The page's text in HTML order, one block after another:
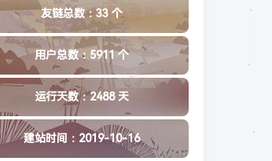
友链总数：33 个
用户总数：5911 个
运行天数：2488 天
建站时间：2019-10-16